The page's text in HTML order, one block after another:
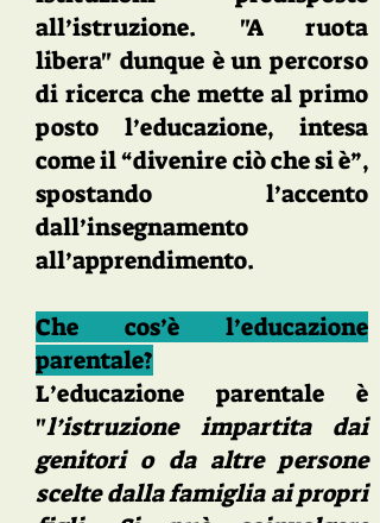
all’istruzione. "A ruota
libera" dunque è un percorso
di ricerca che mette al primo
posto l’educazione, intesa
come il “divenire ciò che si è”,
spostando l’accento
dall’insegnamento
all’apprendimento.
Che cos’è l’educazione
parentale?
L’educazione parentale è
"l’istruzione impartita dai
genitori o da altre persone
scelte dalla famiglia ai propri